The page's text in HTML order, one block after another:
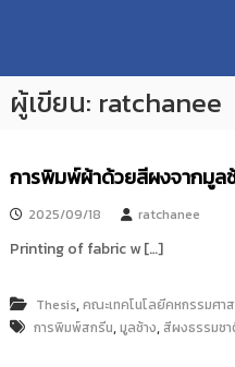
p
U
T
R
e
s
e
r
c
วิ
ท
ลั
ย
ค
โ
ล
ผู้เขียน: ratchanee
การพิมพ์ผ้าด้วยสีผงจากมูล
2025/09/18 ratchanee
Printing of fabric w […]
Thesis,คณะเทคโนโลยีคหกรรมศา
การพิมพ์สกรีน,มูลช้าง, สีผงธรรมช